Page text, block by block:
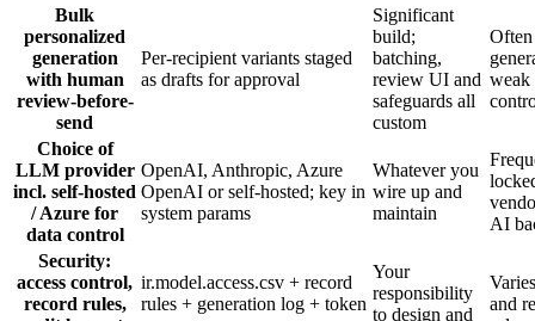
Bulk
personalized
generation
with human
review-before-
send
Per-recipient variants staged
as drafts for approval
Significant
build;
batching,
review UI and
safeguards all
custom
Often
weak
Choice of
LLM provider
incl. self-hosted
/ Azure for
data control
OpenAI, Anthropic, Azure
OpenAI or self-hosted; key in
system params
Whatever you
wire up and
maintain
AI
Security:
access control,
record rules,
ir.model.access.csv + record
rules + generation log + token
Your
responsibility
to design and
and